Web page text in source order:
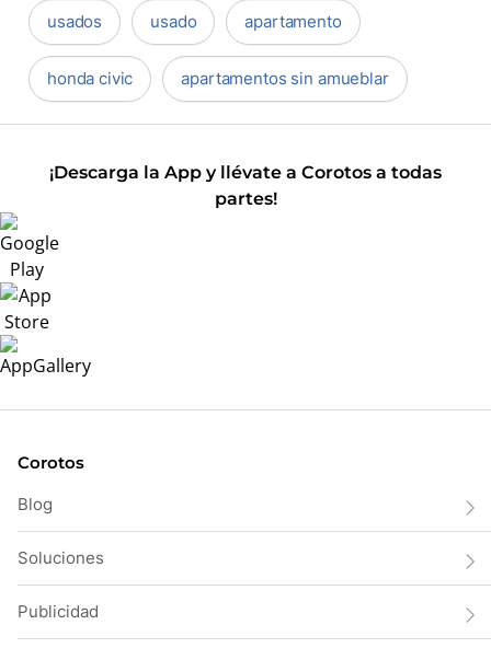
usados usado apartamento
honda civic apartamentos sin amueblar
¡Descarga la App y llévate a Corotos a todas
partes!
Corotos
Blog
Soluciones
Publicidad